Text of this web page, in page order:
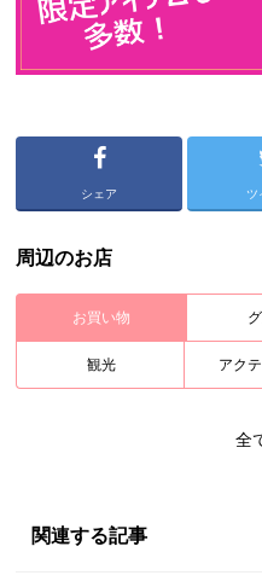
シェア ツ
周辺のお店
お買い物
観光 アク
全
関連する記事